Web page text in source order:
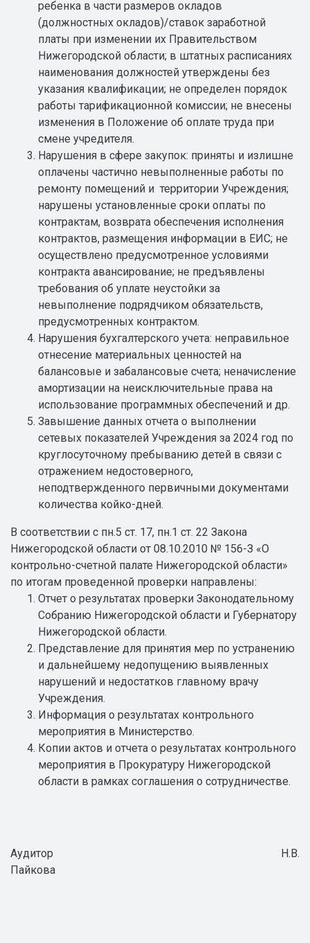
ребенка в части размеров окладов
(должностных окладов)/ставок заработной
платы при изменении их Правительством
Нижегородской области; в штатных расписаниях
наименования должностей утверждены без
указания квалификации; не определен порядок
работы тарификационной комиссии; не внесены
изменения в Положение об оплате труда при
смене учредителя.
Нарушения в сфере закупок: приняты и излишне
оплачены частично невыполненные работы по
ремонту помещений и территории Учреждения;
нарушены установленные сроки оплаты по
контрактам, возврата обеспечения исполнения
контрактов, размещения информации в ЕИС; не
осуществлено предусмотренное условиями
контракта авансирование; не предъявлены
требования об уплате неустойки за
невыполнение подрядчиком обязательств,
предусмотренных контрактом.
Нарушения бухгалтерского учета: неправильное
отнесение материальных ценностей на
балансовые и забалансовые счета; неначисление
амортизации на неисключительные права на
использование программных обеспечений и др.
Завышение данных отчета о выполнении
сетевых показателей Учреждения за 2024 год по
круглосуточному пребыванию детей в связи с
отражением недостоверного,
неподтвержденного первичными документами
количества койко-дней.
В соответствии с пн.5 ст. 17, пн.1 ст. 22 Закона
Нижегородской области от 08.10.2010 № 156-З «О
контрольно-счетной палате Нижегородской области»
по итогам проведенной проверки направлены:
Отчет о результатах проверки Законодательному
Собранию Нижегородской области и Губернатору
Нижегородской области.
Представление для принятия мер по устранению
и дальнейшему недопущению выявленных
нарушений и недостатков главному врачу
Учреждения.
Информация о результатах контрольного
мероприятия в Министерство.
Копии актов и отчета о результатах контрольного
мероприятия в Прокуратуру Нижегородской
области в рамках соглашения о сотрудничестве.
Аудитор Н.В.
Пайкова